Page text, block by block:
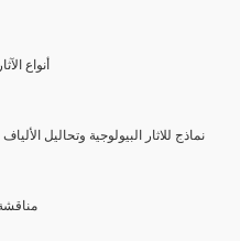
(5) أنواع
3- نماذج للاثار البيولوجية وتحاليل
(6)